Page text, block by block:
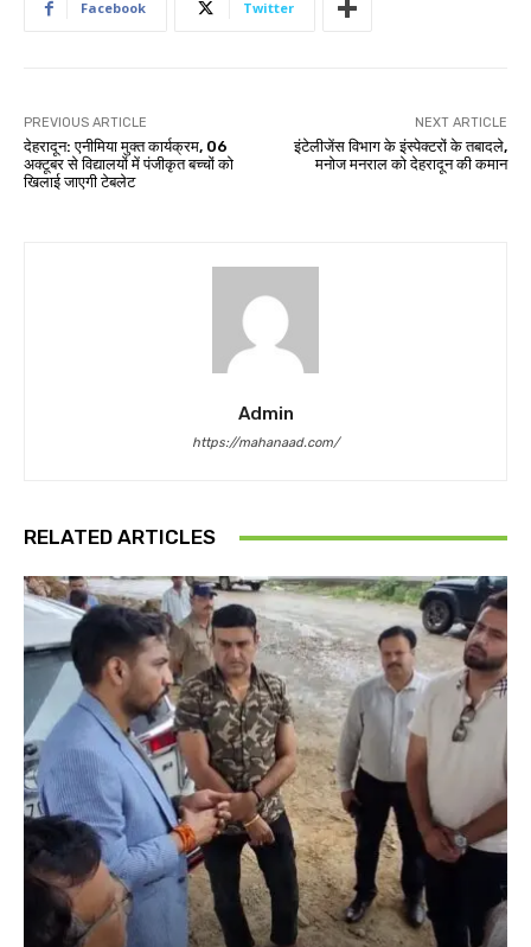
Facebook Twitter
PREVIOUS ARTICLE
देहरादून: एनीमिया मुक्त कार्यक्रम, 06
अक्टूबर से विद्यालयों में पंजीकृत बच्चों को
खिलाई जाएगी टेबलेट
NEXT ARTICLE
इंटेलीजेंस विभाग के इंस्पेक्टरों के तबादले,
मनोज मनराल को देहरादून की कमान
Admin
https://mahanaad.com/
RELATED ARTICLES